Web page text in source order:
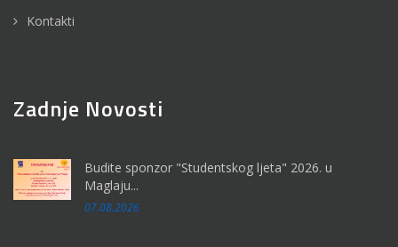
Kontakti
Zadnje Novosti
Budite sponzor "Studentskog ljeta" 2026. u
Maglaju...
07.08.2026